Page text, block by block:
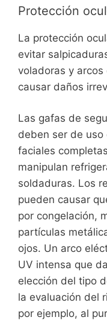
Protección
La protección
evitar
voladoras y
causar daños
Las gafas de
deben ser de
faciales
manipulan
soldaduras. Los
pueden causar
por congelación,
partículas
ojos. Un arco
UV intensa que
elección del tipo
la evaluación del
por ejemplo, al